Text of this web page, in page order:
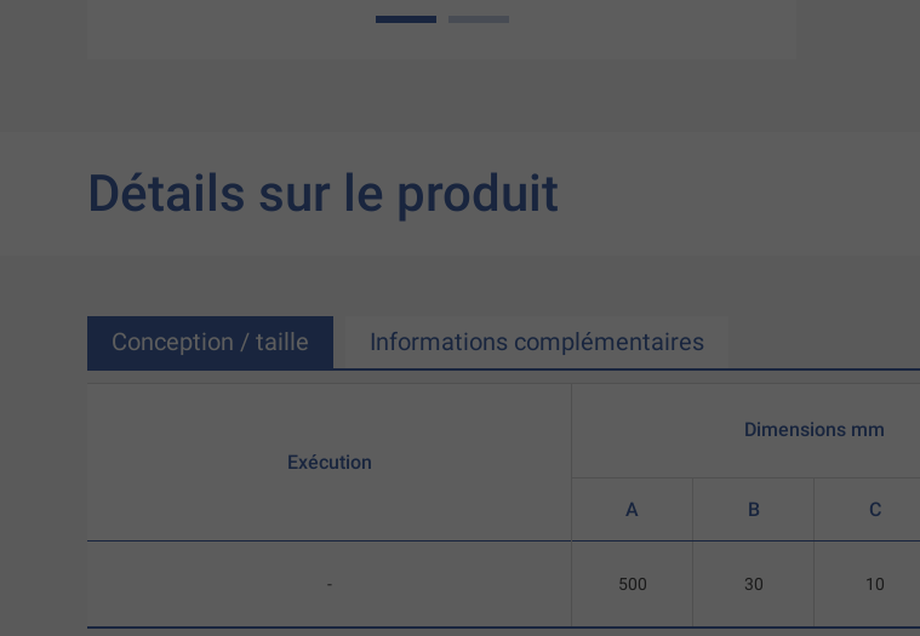
1
Détails sur le produit
Conception / taille Informations complémentaires
Exécution
-
Dimensions mm
A B C
500 30 10